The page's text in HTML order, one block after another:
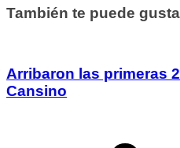
También te puede
Arribaron las primeras
Cansino